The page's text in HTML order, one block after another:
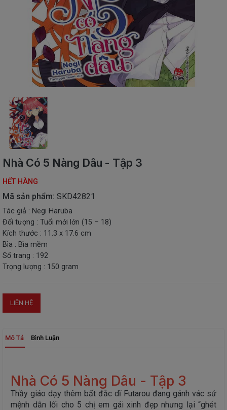
SÁCH
THIẾU
SÁCH
TIẾNG
SÁCH
NGOẠI
NGỮ
VPP
-
ĐỒ
DÙNG
SINH
QUÀ
TẶNG
ĐỒ
CHƠI
THIẾT
STEM
Nhà Có 5 Nàng Dâu - Tập 3
HẾT HÀNG
Mã sản phẩm: SKD42821
Tác giả : Negi Haruba
Đối tượng : Tuổi mới lớn (15 – 18)
Kích thước : 11.3 x 17.6 cm
Bìa : Bìa mềm
Số trang : 192
Trọng lượng : 150 gram
LIÊN HỆ
Mô Tả Bình Luận
Nhà Có 5 Nàng Dâu - Tập 3
Thầy giáo dạy thêm bất đắc dĩ Futarou đang gánh vác sứ
mệnh dẫn lối cho 5 chị em gái xinh đẹp nhưng lại “ghét